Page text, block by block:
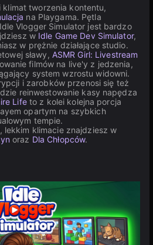
tworzenia kontentu,
na Playgama. Pętla
Vlogger Simulator jest bardzo
w Idle Game Dev Simulator,
w prężnie działające studio.
sławy, ASMR Girl: Livestream
filmów na live'y z jedzenia,
system wzrostu widowni.
i zarobków przenosi się też
reinwestowanie kasy napędza
Lifeto z kolei kolejna porcja
opartym na szybkich
tempie.
lekkim klimacie znajdziesz w
oraz Dla Chłopców.